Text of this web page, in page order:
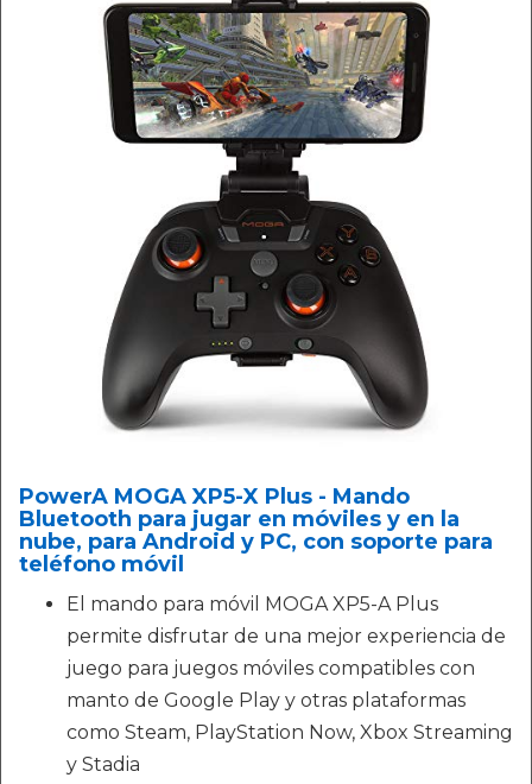
PowerA MOGA XP5-X Plus - Mando
Bluetooth para jugar en móviles y en la
nube, para Android y PC, con soporte para
teléfono móvil
El mando para móvil MOGA XP5-A Plus
permite disfrutar de una mejor experiencia de
juego para juegos móviles compatibles con
manto de Google Play y otras plataformas
como Steam, PlayStation Now, Xbox Streaming
y Stadia